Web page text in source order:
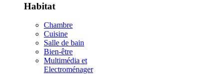
Habitat
Chambre
Cuisine
Salle de bain
Bien-être
Multimédia et
Electroménager